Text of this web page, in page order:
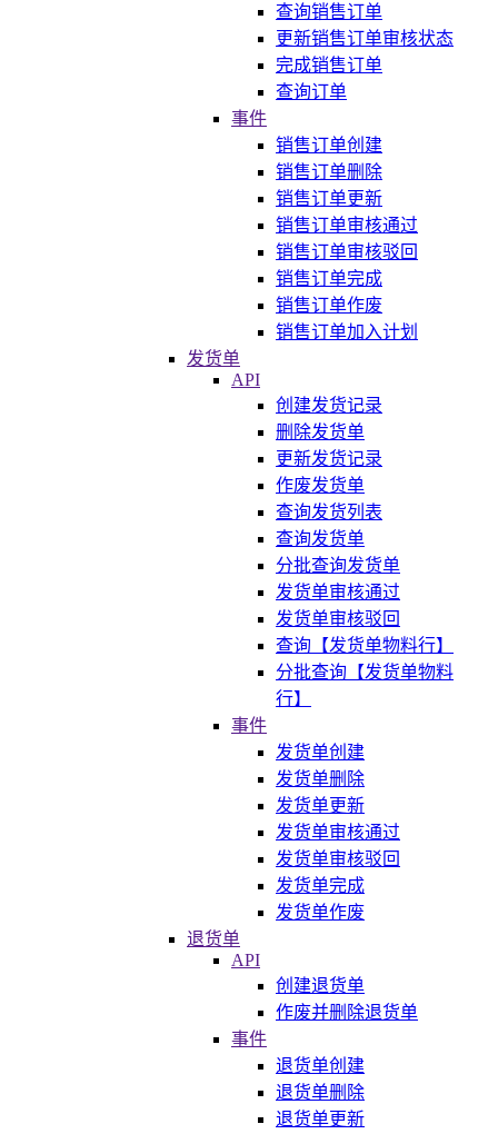
查询销售订单
更新销售订单审核状态
完成销售订单
查询订单
事件
销售订单创建
销售订单删除
销售订单更新
销售订单审核通过
销售订单审核驳回
销售订单完成
销售订单作废
销售订单加入计划
发货单
API
创建发货记录
删除发货单
更新发货记录
作废发货单
查询发货列表
查询发货单
分批查询发货单
发货单审核通过
发货单审核驳回
查询【发货单物料行】
分批查询【发货单物料
行】
事件
发货单创建
发货单删除
发货单更新
发货单审核通过
发货单审核驳回
发货单完成
发货单作废
退货单
API
创建退货单
作废并删除退货单
事件
退货单创建
退货单删除
退货单更新